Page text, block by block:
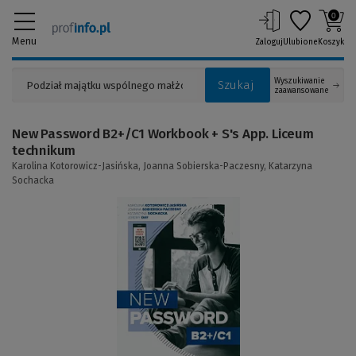
Menu
Szukaj
Wyszukiwanie
zaawansowane
ZalogujUlubione
0
Koszyk
strony)
New Password B2+/C1 Workbook + S's App. Liceum
technikum
Karolina Kotorowicz-Jasińska, Joanna Sobierska-Paczesny, Katarzyna
Sochacka